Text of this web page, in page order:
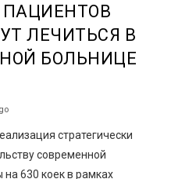
ПАЦИЕНТОВ
ЛЕЧИТЬСЯ В
БОЛЬНИЦЕ
стратегически
современной
630 коек в рамках